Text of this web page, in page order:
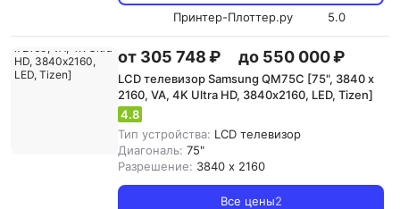
Принтер-Плоттер.ру
5.0
от 305 748 ₽ до 550 000 ₽
LCD телевизор Samsung QM75C [75", 3840 x
2160, VA, 4K Ultra HD, 3840х2160, LED, Tizen]
4.8
Тип устройства: LCD телевизор
Диагональ: 75"
Разрешение: 3840 x 2160
Все цены2